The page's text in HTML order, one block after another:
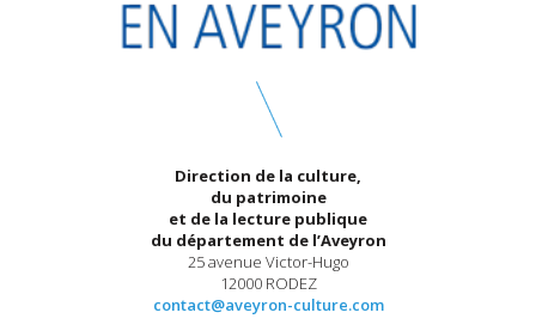
Direction de la culture,
du patrimoine
et de la lecture publique
du département de l’Aveyron
25 avenue Victor-Hugo
12000 RODEZ
contact@aveyron-culture.com